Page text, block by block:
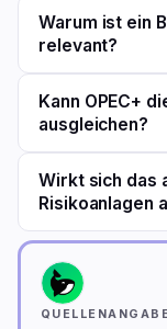
Warum ist ein
relevant?
Kann OPEC+
ausgleichen?
Wirkt sich das
Risikoanlagen